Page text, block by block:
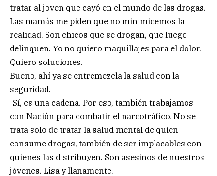
tratar al joven que cayó en el mundo de las drogas.
Las mamás me piden que no minimicemos la
realidad. Son chicos que se drogan, que luego
delinquen. Yo no quiero maquillajes para el dolor.
Quiero soluciones.
Bueno, ahí ya se entremezcla la salud con la
seguridad.
-Sí, es una cadena. Por eso, también trabajamos
con Nación para combatir el narcotráfico. No se
trata solo de tratar la salud mental de quien
consume drogas, también de ser implacables con
quienes las distribuyen. Son asesinos de nuestros
jóvenes. Lisa y llanamente.